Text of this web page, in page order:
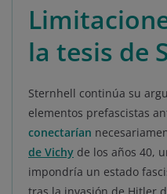
la tesis de
Sternhell continúa su
elementos prefascistas
conectarían
de Vichy de los años 40,
impondría un estado